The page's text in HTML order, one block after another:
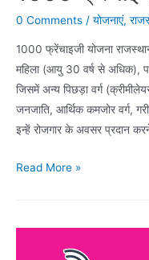
0 Comments / योजनाएं,
1000 फ्रेंचाइजी योजना
महिला (आयु 30 वर्ष से अधिक),
जिसमें अन्य पिछड़ा वर्ग
जनजाति, आर्थिक कमजोर वर्ग,
इन्हें रोजगार के अवसर प्रदान
1000
Read More »